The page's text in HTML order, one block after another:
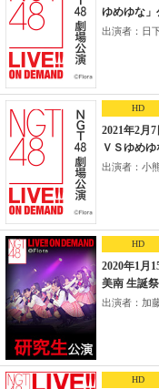
ゆめゆな」
出演者：日
HD
2021年2月
ＶＳゆめ
出演者：小
HD
2020年1月
美南 生誕祭
出演者：加
HD